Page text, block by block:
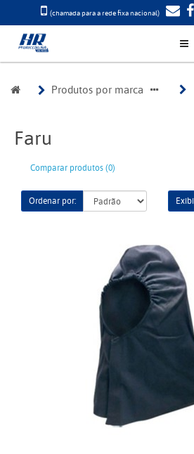
(chamada para a rede fixa nacional)
Produtos por marca
Faru
Comparar produtos (0)
Ordenar por: